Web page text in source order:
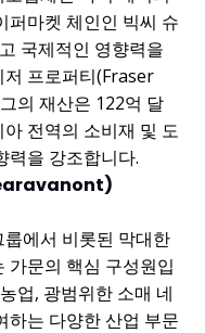
마켓 체인인 빅씨 슈
국제적인 영향력을
프로퍼티(Fraser
의 재산은 122억 달
전역의 소비재 및 도
력을 강조합니다.
에서 비롯된 막대한
가문의 핵심 구성원입
업, 광범위한 소매 네
하는 다양한 산업 부문